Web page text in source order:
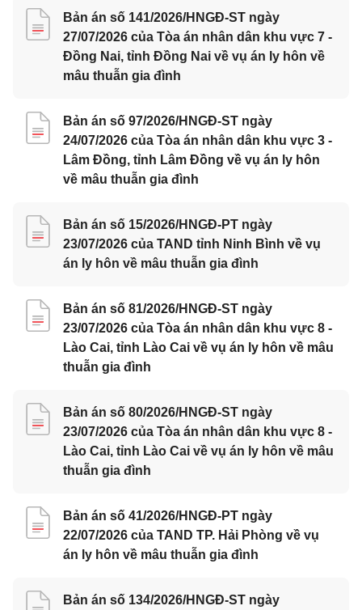
Bản án số 141/2026/HNGĐ-ST ngày
27/07/2026 của Tòa án nhân dân khu vực 7 -
Đồng Nai, tỉnh Đồng Nai về vụ án ly hôn về
mâu thuẫn gia đình
Bản án số 97/2026/HNGĐ-ST ngày
24/07/2026 của Tòa án nhân dân khu vực 3 -
Lâm Đồng, tỉnh Lâm Đồng về vụ án ly hôn
về mâu thuẫn gia đình
Bản án số 15/2026/HNGĐ-PT ngày
23/07/2026 của TAND tỉnh Ninh Bình về vụ
án ly hôn về mâu thuẫn gia đình
Bản án số 81/2026/HNGĐ-ST ngày
23/07/2026 của Tòa án nhân dân khu vực 8 -
Lào Cai, tỉnh Lào Cai về vụ án ly hôn về mâu
thuẫn gia đình
Bản án số 80/2026/HNGĐ-ST ngày
23/07/2026 của Tòa án nhân dân khu vực 8 -
Lào Cai, tỉnh Lào Cai về vụ án ly hôn về mâu
thuẫn gia đình
Bản án số 41/2026/HNGĐ-PT ngày
22/07/2026 của TAND TP. Hải Phòng về vụ
án ly hôn về mâu thuẫn gia đình
Bản án số 134/2026/HNGĐ-ST ngày